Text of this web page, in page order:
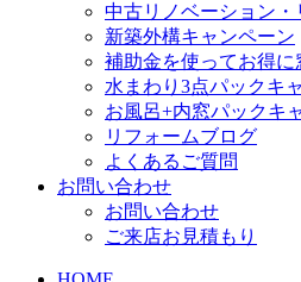
中古リノベーション・
新築外構キャンペーン
補助金を使ってお得に
水まわり3点パックキ
お風呂+内窓パックキ
リフォームブログ
よくあるご質問
お問い合わせ
お問い合わせ
ご来店お見積もり